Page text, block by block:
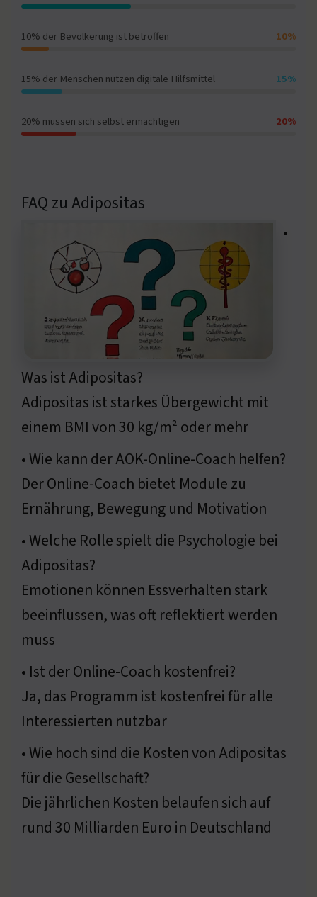
10% der Bevölkerung ist betroffen 10%
15% der Menschen nutzen digitale Hilfsmittel 15%
20% müssen sich selbst ermächtigen 20%
FAQ zu Adipositas
•
Was ist Adipositas?
Adipositas ist starkes Übergewicht mit
einem BMI von 30 kg/m² oder mehr
• Wie kann der AOK-Online-Coach helfen?
Der Online-Coach bietet Module zu
Ernährung, Bewegung und Motivation
• Welche Rolle spielt die Psychologie bei
Adipositas?
Emotionen können Essverhalten stark
beeinflussen, was oft reflektiert werden
muss
• Ist der Online-Coach kostenfrei?
Ja, das Programm ist kostenfrei für alle
Interessierten nutzbar
• Wie hoch sind die Kosten von Adipositas
für die Gesellschaft?
Die jährlichen Kosten belaufen sich auf
rund 30 Milliarden Euro in Deutschland